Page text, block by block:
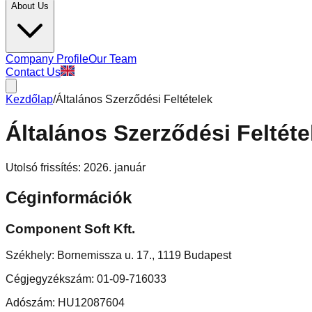
About Us
Company ProfileOur Team
Contact Us
Kezdőlap/Általános Szerződési Feltételek
Általános Szerződési
Utolsó frissítés: 2026. január
Céginformációk
Component Soft Kft.
Székhely: Bornemissza u. 17., 1119 Budapest
Cégjegyzékszám: 01-09-716033
Adószám: HU12087604